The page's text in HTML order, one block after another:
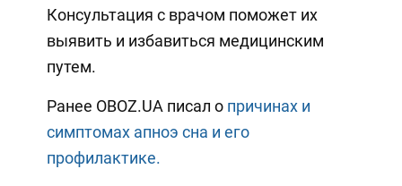
Консультация с врачом поможет их
выявить и избавиться медицинским
путем.
Ранее OBOZ.UA писал о причинах и
симптомах апноэ сна и его
профилактике.